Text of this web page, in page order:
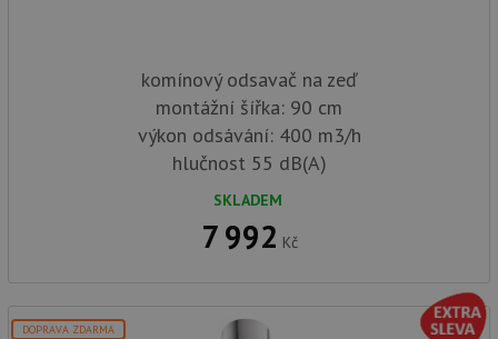
komínový odsavač na zeď
montážní šířka: 90 cm
výkon odsávání: 400 m3/h
hlučnost 55 dB(A)
SKLADEM
7 992 Kč
DOPRAVA ZDARMA